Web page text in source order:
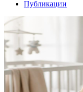
Публикации